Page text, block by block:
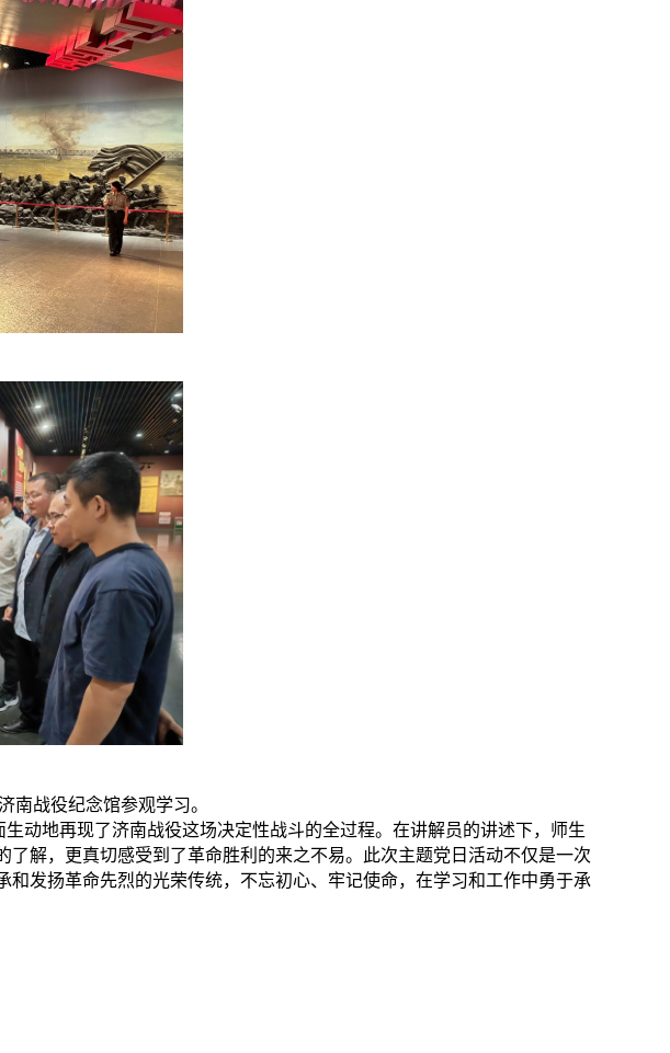
南战役纪念馆参观学习。
动地再现了济南战役这场决定性战斗的全过程。在讲解员的讲述下，师生
解，更真切感受到了革命胜利的来之不易。此次主题党日活动不仅是一次
发扬革命先烈的光荣传统，不忘初心、牢记使命，在学习和工作中勇于承